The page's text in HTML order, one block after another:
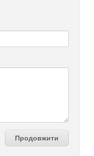
Продовжити